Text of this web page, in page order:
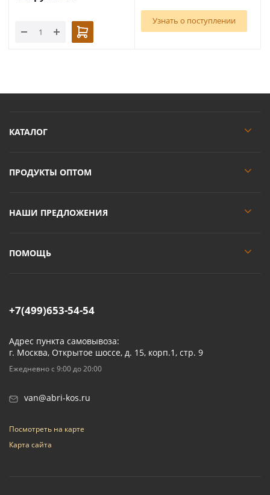
Узнать о поступлении
КАТАЛОГ
ПРОДУКТЫ ОПТОМ
НАШИ ПРЕДЛОЖЕНИЯ
ПОМОЩЬ
+7(499)653-54-54
Адрес пункта самовывоза:
г. Москва, Открытое шоссе, д. 15, корп.1, стр. 9
Ежедневно с 9:00 до 20:00
van@abri-kos.ru
Посмотреть на карте
Карта сайта